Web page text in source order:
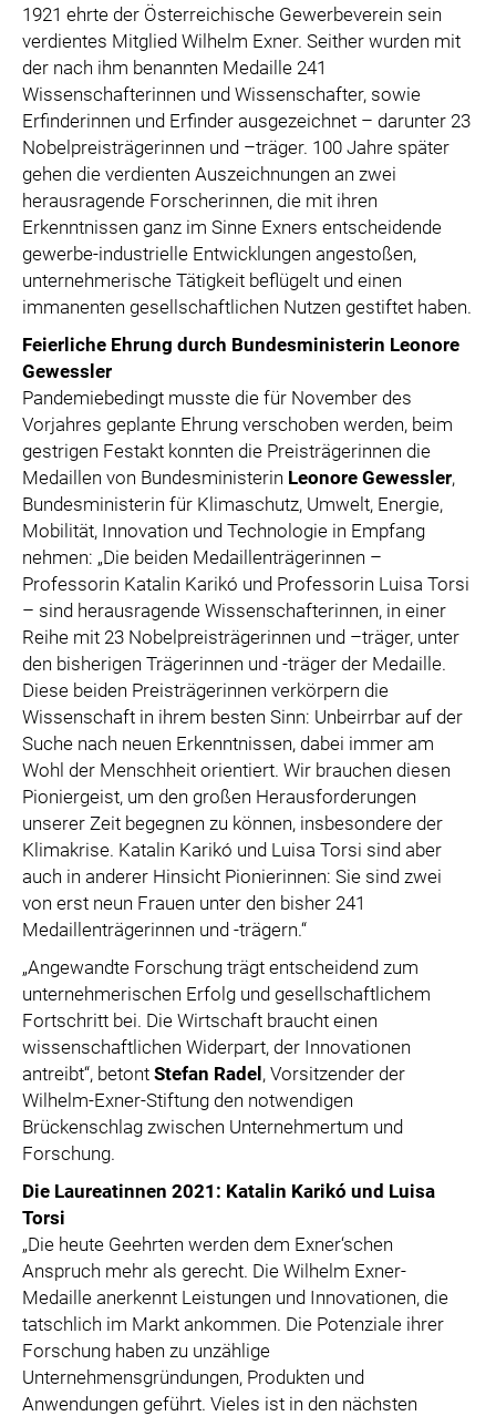
1921 ehrte der Österreichische Gewerbeverein sein
verdientes Mitglied Wilhelm Exner. Seither wurden mit
der nach ihm benannten Medaille 241
Wissenschafterinnen und Wissenschafter, sowie
Erfinderinnen und Erfinder ausgezeichnet – darunter 23
Nobelpreisträgerinnen und –träger. 100 Jahre später
gehen die verdienten Auszeichnungen an zwei
herausragende Forscherinnen, die mit ihren
Erkenntnissen ganz im Sinne Exners entscheidende
gewerbe-industrielle Entwicklungen angestoßen,
unternehmerische Tätigkeit beflügelt und einen
immanenten gesellschaftlichen Nutzen gestiftet haben.
Feierliche Ehrung durch Bundesministerin Leonore
Gewessler
Pandemiebedingt musste die für November des
Vorjahres geplante Ehrung verschoben werden, beim
gestrigen Festakt konnten die Preisträgerinnen die
Medaillen von Bundesministerin Leonore Gewessler,
Bundesministerin für Klimaschutz, Umwelt, Energie,
Mobilität, Innovation und Technologie in Empfang
nehmen: „Die beiden Medaillenträgerinnen –
Professorin Katalin Karikó und Professorin Luisa Torsi
– sind herausragende Wissenschafterinnen, in einer
Reihe mit 23 Nobelpreisträgerinnen und –träger, unter
den bisherigen Trägerinnen und -träger der Medaille.
Diese beiden Preisträgerinnen verkörpern die
Wissenschaft in ihrem besten Sinn: Unbeirrbar auf der
Suche nach neuen Erkenntnissen, dabei immer am
Wohl der Menschheit orientiert. Wir brauchen diesen
Pioniergeist, um den großen Herausforderungen
unserer Zeit begegnen zu können, insbesondere der
Klimakrise. Katalin Karikó und Luisa Torsi sind aber
auch in anderer Hinsicht Pionierinnen: Sie sind zwei
von erst neun Frauen unter den bisher 241
Medaillenträgerinnen und -trägern.“
„Angewandte Forschung trägt entscheidend zum
unternehmerischen Erfolg und gesellschaftlichem
Fortschritt bei. Die Wirtschaft braucht einen
wissenschaftlichen Widerpart, der Innovationen
antreibt“, betont Stefan Radel , Vorsitzender der
Wilhelm-Exner-Stiftung den notwendigen
Brückenschlag zwischen Unternehmertum und
Forschung.
Die Laureatinnen 2021: Katalin Karikó und Luisa
Torsi
„Die heute Geehrten werden dem Exner‘schen
Anspruch mehr als gerecht. Die Wilhelm Exner-
Medaille anerkennt Leistungen und Innovationen, die
tatschlich im Markt ankommen. Die Potenziale ihrer
Forschung haben zu unzählige
Unternehmensgründungen, Produkten und
Anwendungen geführt. Vieles ist in den nächsten